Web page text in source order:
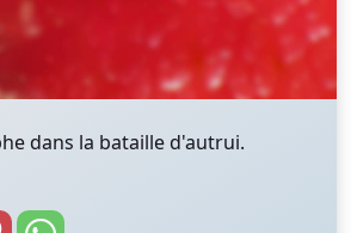
dans la bataille d'autrui.